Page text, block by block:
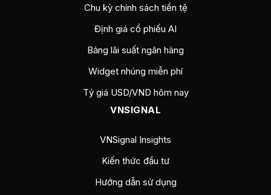
Chu kỳ chính sách tiền tệ
Định giá cổ phiếu AI
Bảng lãi suất ngân hàng
Widget nhúng miễn phí
Tỷ giá USD/VND hôm nay
VNSIGNAL
VNSignal Insights
Kiến thức đầu tư
Hướng dẫn sử dụng